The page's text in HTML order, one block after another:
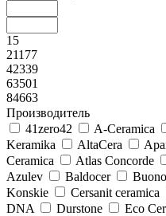
15
21177
42339
63501
84663
Производитель
41zero42
A-Ceramica
Keramika
AltaCera
Ceramica
Atlas Concorde
Azulev
Baldocer Buono
Konskie
Cersanit ceramica
DNA
Durstone Eco